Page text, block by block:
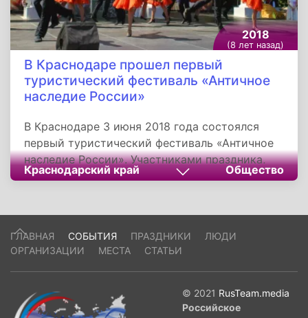
2018
(8 лет назад)
В Краснодаре прошел первый
туристический фестиваль «Античное
наследие России»
В Краснодаре 3 июня 2018 года состоялся
первый туристический фестиваль «Античное
наследие России». Участниками праздника,
который открылся в Городском саду, стали
Лилиана Егорова. Основным организатором
фестиваля «Античное наследие» выступил
Туристско - информационный центр города.
Краснодарский край Общество
ГЛАВНАЯ СОБЫТИЯ ПРАЗДНИКИ
ЛЮДИ
ОРГАНИЗАЦИИ
МЕСТА СТАТЬИ
© 2021 RusTeam.media
Российское